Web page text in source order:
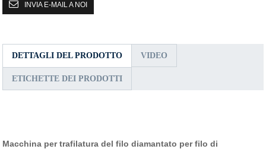
INVIA E-MAIL A NOI
DETTAGLI DEL PRODOTTO VIDEO
ETICHETTE DEI PRODOTTI
Macchina per trafilatura del filo diamantato per filo di